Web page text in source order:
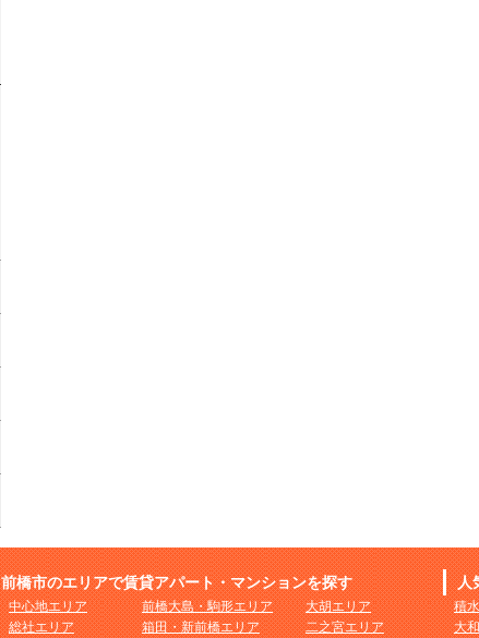
前橋市のエリアで賃貸アパート・マンションを探す
中心地エリア
総社エリア
前橋大島・駒形エリア
箱田・新前橋エリア
大胡エリア
二之宮エリア
人
積
大